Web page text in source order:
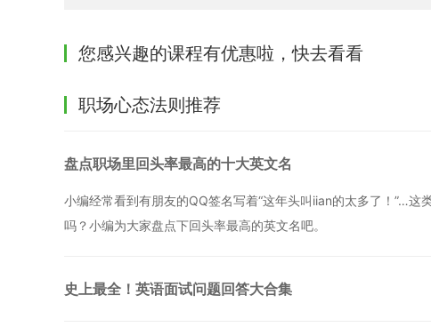
您感兴趣的课程有优惠啦，快去看看
职场心态法则推荐
盘点职场里回头率最高的十大英文名
小编经常看到有朋友的QQ签名写着“这年头叫iian的太多了！”…
吗？小编为大家盘点下回头率最高的英文名吧。
史上最全！英语面试问题回答大合集